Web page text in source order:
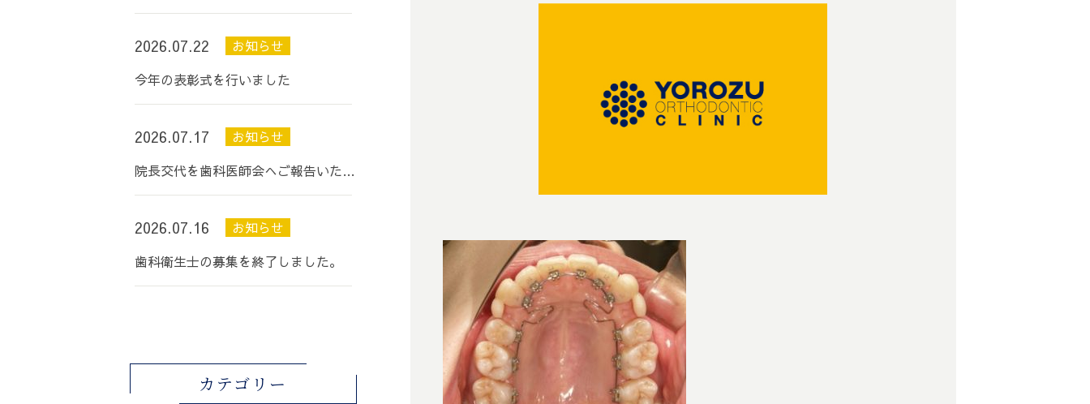
2026.07.22
お知らせ
今年の表彰式を行いました
2026.07.17
お知らせ
院長交代を歯科医師会へご報告いた…
2026.07.16
お知らせ
歯科衛生士の募集を終了しました。
カテゴリー